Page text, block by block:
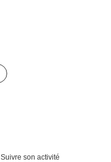
Suivre son activité